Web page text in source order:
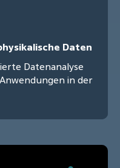
Daten
Datenanalyse
in der